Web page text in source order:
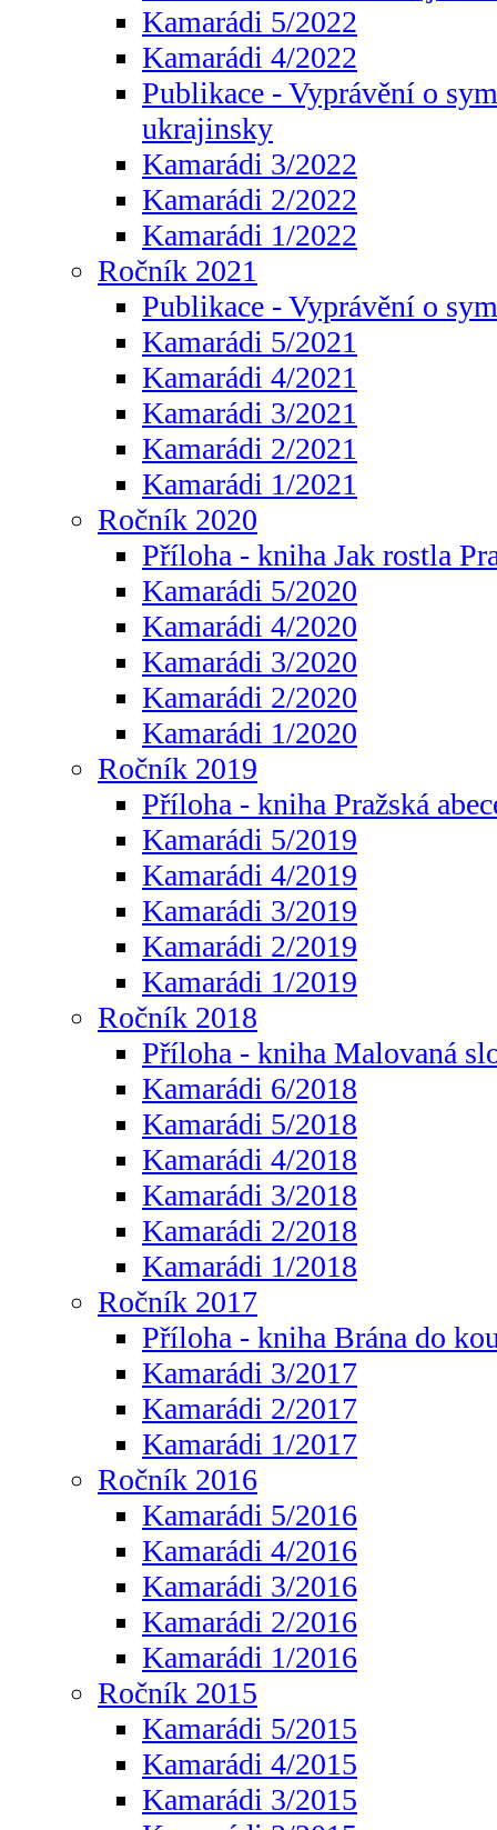
Kamarádi 5/2022
Kamarádi 4/2022
Publikace - Vyprávění o
ukrajinsky
Kamarádi 3/2022
Kamarádi 2/2022
Kamarádi 1/2022
Ročník 2021
Publikace - Vyprávění o
Kamarádi 5/2021
Kamarádi 4/2021
Kamarádi 3/2021
Kamarádi 2/2021
Kamarádi 1/2021
Ročník 2020
Příloha - kniha Jak rostla
Kamarádi 5/2020
Kamarádi 4/2020
Kamarádi 3/2020
Kamarádi 2/2020
Kamarádi 1/2020
Ročník 2019
Příloha - kniha Pražská
Kamarádi 5/2019
Kamarádi 4/2019
Kamarádi 3/2019
Kamarádi 2/2019
Kamarádi 1/2019
Ročník 2018
Příloha - kniha Malovaná
Kamarádi 6/2018
Kamarádi 5/2018
Kamarádi 4/2018
Kamarádi 3/2018
Kamarádi 2/2018
Kamarádi 1/2018
Ročník 2017
Příloha - kniha Brána do
Kamarádi 3/2017
Kamarádi 2/2017
Kamarádi 1/2017
Ročník 2016
Kamarádi 5/2016
Kamarádi 4/2016
Kamarádi 3/2016
Kamarádi 2/2016
Kamarádi 1/2016
Ročník 2015
Kamarádi 5/2015
Kamarádi 4/2015
Kamarádi 3/2015